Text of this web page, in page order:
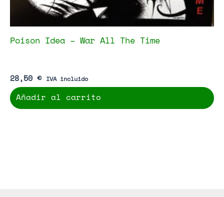
Poison Idea – War All The Time
28,50 € IVA incluido
Añadir al carrito